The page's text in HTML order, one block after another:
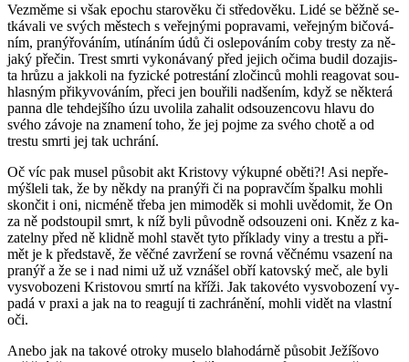
Vez­mě­me si však epo­chu sta­ro­vě­ku či stře­do­vě­ku. Lidé se běžně se­
tká­va­li ve svých měs­tech s ve­řej­ný­mi po­pra­va­mi, ve­řej­ným bi­čo­vá­
ním, pra­ný­řo­vá­ním, utí­ná­ním údů či osle­po­vá­ním coby tres­ty za ně­
ja­ký pře­čin. Trest smrti vy­ko­ná­va­ný před je­jich očima budil do­za­jis­
ta hrůzu a jak­ko­li na fy­zic­ké po­tres­tá­ní zlo­čin­ců mohli re­a­go­vat sou­
hlas­ným při­ky­vo­vá­ním, přeci jen bou­ři­li nad­še­ním, když se ně­kte­rá
panna dle teh­dej­ší­ho úzu uvo­li­la za­ha­lit od­sou­zen­co­vu hlavu do
svého zá­vo­je na zna­me­ní toho, že jej pojme za svého chotě a od
tres­tu smrti jej tak uchrá­ní.
Oč víc pak musel pů­so­bit akt Kris­to­vy vý­kup­né oběti?! Asi ne­pře­
mýš­le­li tak, že by někdy na pra­ný­ři či na po­prav­čím špal­ku mohli
skon­čit i oni, nicmé­ně třeba jen mi­mo­děk si mohli uvě­do­mit, že On
za ně pod­stou­pil smrt, k níž byli pů­vod­ně od­sou­ze­ni oni. Kněz z ka­
za­tel­ny před ně klid­ně mohl sta­vět tyto pří­kla­dy viny a tres­tu a při­
mět je k před­sta­vě, že věčné za­vr­že­ní se rovná věč­né­mu vsa­ze­ní na
pra­nýř a že se i nad nimi už už vzná­šel obří ka­tov­ský meč, ale byli
vy­svo­bo­ze­ni Kris­to­vou smrtí na kříži. Jak ta­ko­vé­to vy­svo­bo­ze­ní vy­
pa­dá v praxi a jak na to re­a­gu­jí ti za­chrá­ně­ní, mohli vidět na vlast­ní
oči.
Anebo jak na ta­ko­vé ot­ro­ky mu­se­lo bla­ho­dár­ně pů­so­bit Je­ží­šo­vo